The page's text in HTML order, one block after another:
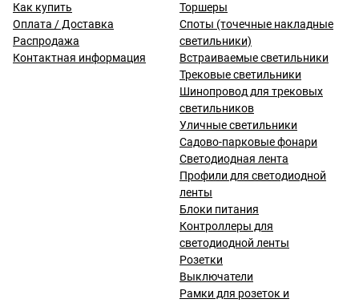
Как купить
Оплата / Доставка
Распродажа
Контактная информация
Торшеры
Споты (точечные накладные
светильники)
Встраиваемые светильники
Трековые светильники
Шинопровод для трековых
светильников
Уличные светильники
Садово-парковые фонари
Светодиодная лента
Профили для светодиодной
ленты
Блоки питания
Контроллеры для
светодиодной ленты
Розетки
Выключатели
Рамки для розеток и